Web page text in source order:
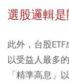
選股邏輯
此外，台股
以受益人最多
「精準高息」